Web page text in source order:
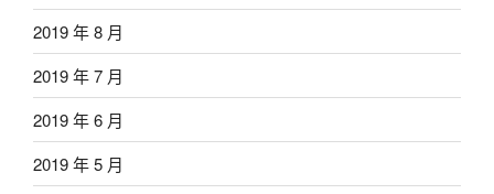
2019 年 8 月
2019 年 7 月
2019 年 6 月
2019 年 5 月